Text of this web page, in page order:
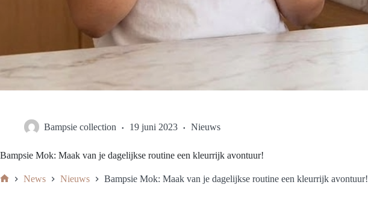
Bampsie collection 19 juni 2023 Nieuws
Bampsie Mok: Maak van je dagelijkse routine een kleurrijk avontuur!
News Nieuws Bampsie Mok: Maak van je dagelijkse routine een kleurrijk avontuur!